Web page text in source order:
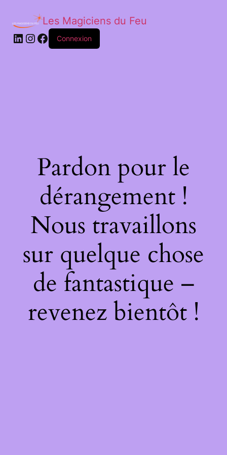
Les Magiciens du Feu
LinkedIn
Instagram
Facebook
Connexion
Pardon pour le
dérangement !
Nous travaillons
sur quelque chose
de fantastique –
revenez bientôt !